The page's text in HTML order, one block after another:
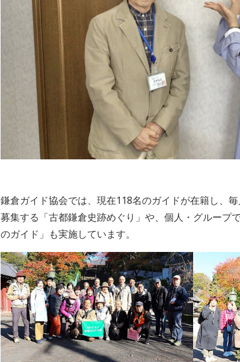
鎌倉ガイド協会では、現在118名のガイドが在籍し、
募集する「古都鎌倉史跡めぐり」や、個人・グループ
のガイド」も実施しています。